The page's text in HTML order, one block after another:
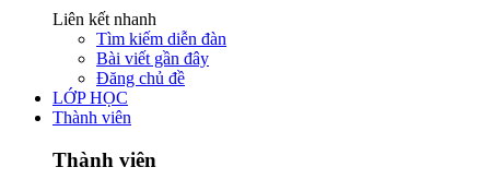
Liên kết nhanh
Tìm kiếm diễn đàn
Bài viết gần đây
Đăng chủ đề
LỚP HỌC
Thành viên
Thành viên